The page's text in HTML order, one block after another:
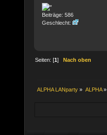
Beiträge: 586
Geschlecht:
Seiten: [1]Nach oben
ALPHA LANparty » ALPHA»